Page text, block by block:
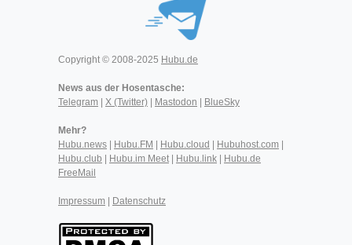
Copyright © 2008-2025 Hubu.de
News aus der Hosentasche:
Telegram
X (Twitter) Mastodon BlueSky
Mehr?
Hubu.news
Hubu.FM Hubu.cloud Hubuhost.com
Hubu.club
Hubu.im Meet| Hubu.link
Hubu.de
FreeMail
Impressum Datenschutz